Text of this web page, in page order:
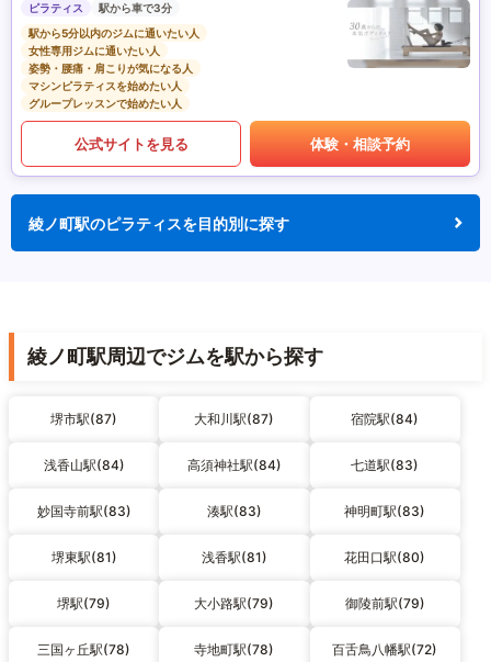
ピラティス
駅から車で3分
駅から5分以内のジムに通いたい人
女性専用ジムに通いたい人
姿勢・腰痛・肩こりが気になる人
マシンピラティスを始めたい人
グループレッスンで始めたい人
公式サイトを見る 体験・相談予約
綾ノ町駅のピラティスを目的別に探す
綾ノ町駅周辺でジムを駅から探す
堺市駅(87) 大和川駅(87) 宿院駅(84)
浅香山駅(84) 高須神社駅(84) 七道駅(83)
妙国寺前駅(83) 湊駅(83) 神明町駅(83)
堺東駅(81) 浅香駅(81) 花田口駅(80)
堺駅(79) 大小路駅(79) 御陵前駅(79)
三国ヶ丘駅(78) 寺地町駅(78) 百舌鳥八幡駅(72)